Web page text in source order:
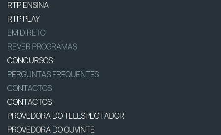
RTP ENSINA
RTP PLAY
EM DIRETO
REVER PROGRAMAS
CONCURSOS
PERGUNTAS FREQUENTES
CONTACTOS
CONTACTOS
PROVEDORA DO TELESPECTADOR
PROVEDORA DO OUVINTE